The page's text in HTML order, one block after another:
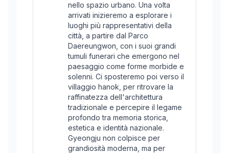
nello spazio urbano. Una volta
arrivati inizieremo a esplorare i
luoghi più rappresentativi della
città, a partire dal Parco
Daereungwon, con i suoi grandi
tumuli funerari che emergono nel
paesaggio come forme morbide e
solenni. Ci sposteremo poi verso il
villaggio hanok, per ritrovare la
raffinatezza dell'architettura
tradizionale e percepire il legame
profondo tra memoria storica,
estetica e identità nazionale.
Gyeongju non colpisce per
grandiosità moderna, ma per